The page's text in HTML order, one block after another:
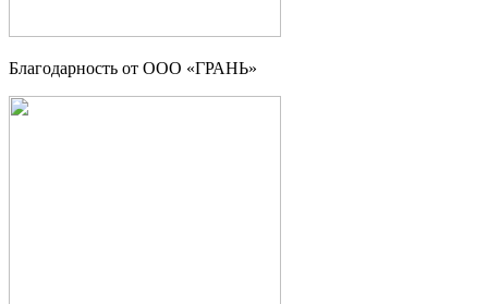
Благодарность от OOO «ГРАНЬ»